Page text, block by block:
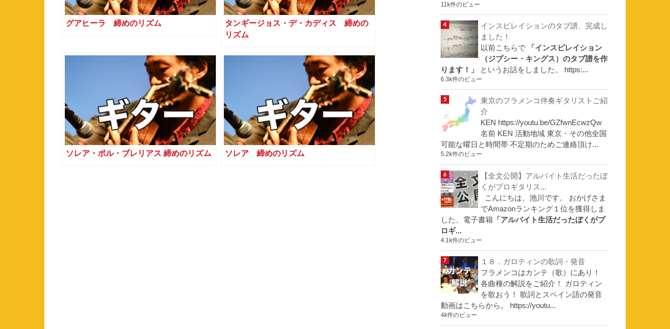
グアヒーラ 締めのリズム
タンギージョス・デ・カディス 締めの
リズム
ソレア・ポル・ブレリアス 締めのリズム ソレア 締めのリズム
11k件のビュー
インスピレイションのタブ譜、完成し
ました！
以前こちらで
「インスピレイション
（ジプシー・キングス）のタブ譜を作
ります！」
というお話をしました。 https:...
6.3k件のビュー
東京のフラメンコ伴奏ギタリストご紹
介
KEN https://youtu.be/GZfwnEcwzQw
名前 KEN 活動地域 東京・その他全国
可能な曜日と時間帯 不定期のためご連絡頂け...
5.2k件のビュー
【全文公開】アルバイト生活だったぼ
くがプロギタリス...
こんにちは、池川です。 おかげさま
でAmazonランキング１位を獲得しま
した、電子書籍 「アルバイト生活だったぼくがプ
ロギ...
4.1k件のビュー
１８．ガロティンの歌詞・発音
フラメンコはカンテ（歌）にあり！
各曲種の解説をご紹介！ ガロティン
を歌おう！ 歌詞とスペイン語の発音
動画はこちらから。 https://youtu...
4k件のビュー